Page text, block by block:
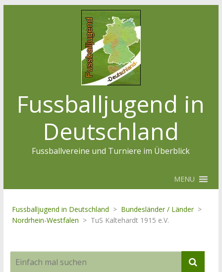
Fussballjugend in
Deutschland
Fussballvereine und Turniere im Überblick
MENU
Fussballjugend in Deutschland > Bundesländer / Länder >
Nordrhein-Westfalen > TuS Kaltehardt 1915 e.V.